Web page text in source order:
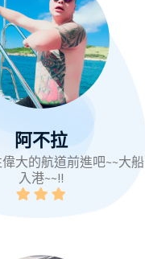
阿不拉
大的航道前進吧~~大船
入港~~!!